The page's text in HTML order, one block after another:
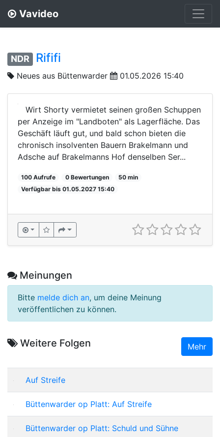
Vavideo
NDR Rififi
Neues aus Büttenwarder 01.05.2026 15:40
Wirt Shorty vermietet seinen großen Schuppen
per Anzeige im "Landboten" als Lagerfläche. Das
Geschäft läuft gut, und bald schon bieten die
chronisch insolventen Bauern Brakelmann und
Adsche auf Brakelmanns Hof denselben Ser...
100 Aufrufe 0 Bewertungen
50 min
Verfügbar bis 01.05.2027 15:40
Meinungen
Bitte melde dich an, um deine Meinung
veröffentlichen zu können.
Weitere Folgen Mehr
Auf Streife
Büttenwarder op Platt: Auf Streife
Büttenwarder op Platt: Schuld und Sühne